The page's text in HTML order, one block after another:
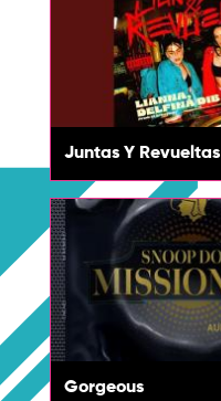
Juntas Y Revueltas
Gorgeous